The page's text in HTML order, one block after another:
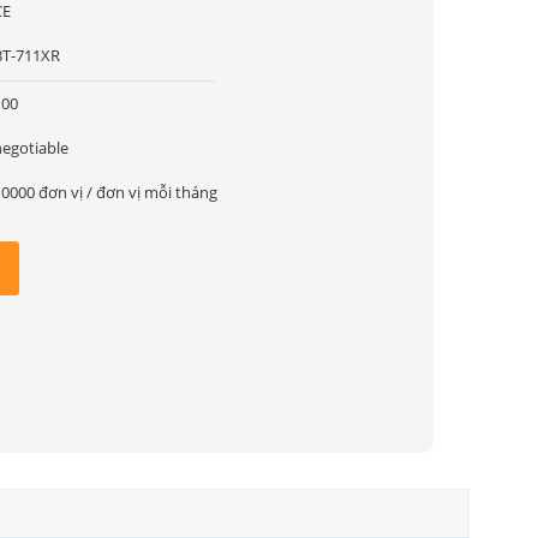
711XR
đơn vị / đơn vị mỗi tháng